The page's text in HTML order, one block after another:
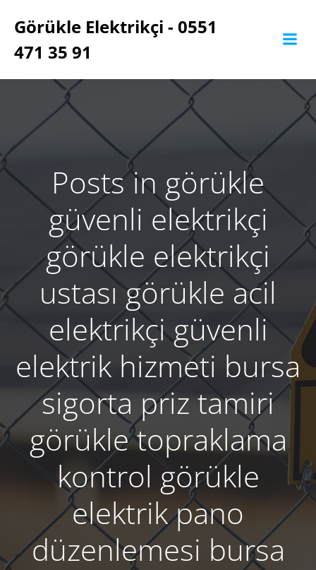
geç
Görükle Elektrikçi - 0551
471 35 91
Posts in görükle
güvenli elektrikçi
görükle elektrikçi
ustası görükle acil
elektrikçi güvenli
elektrik hizmeti bursa
sigorta priz tamiri
görükle topraklama
kontrol görükle
elektrik pano
düzenlemesi bursa